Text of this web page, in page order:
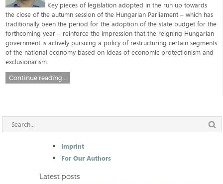
Key pieces of legislation adopted in the run up towards
the close of the autumn session of the Hungarian Parliament – which has
traditionally been the period for the adoption of the state budget for the
forthcoming year – reinforce the impression that the reigning Hungarian
government is actively pursuing a policy of restructuring certain segments
of the national economy based on ideas of economic protectionism and
exclusionarism.
Continue reading...
Imprint
For Our Authors
Latest posts